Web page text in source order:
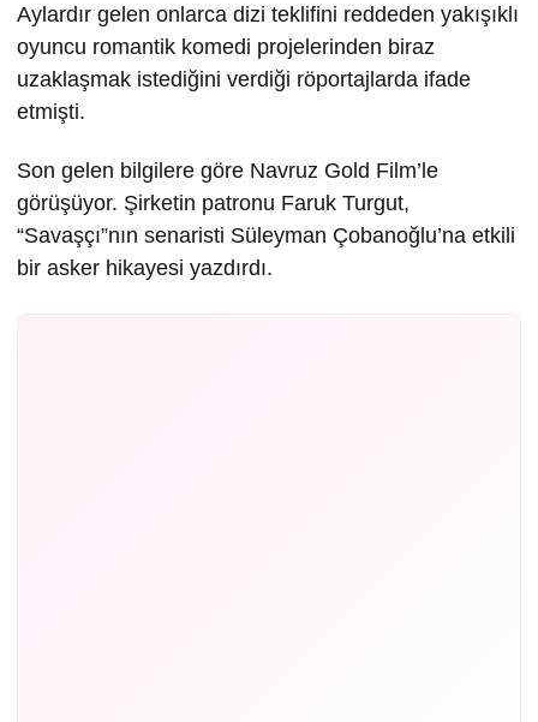
Aylardır gelen onlarca dizi teklifini reddeden yakışıklı
oyuncu romantik komedi projelerinden biraz
uzaklaşmak istediğini verdiği röportajlarda ifade
etmişti.
Son gelen bilgilere göre Navruz Gold Film’le
görüşüyor. Şirketin patronu Faruk Turgut,
“Savaşçı”nın senaristi Süleyman Çobanoğlu’na etkili
bir asker hikayesi yazdırdı.